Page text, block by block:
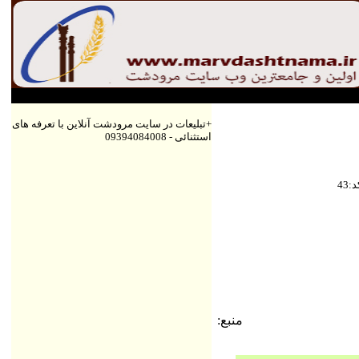
43
منبع:
+تبلیعات در سایت مرودشت آنلاین با تعرفه های
استثنائی - 09394084008